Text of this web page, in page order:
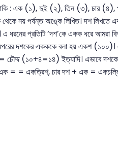
থাকি : এক (১), দুই (২), তিন (৩), চার
নয় পর্যন্ত অঙ্কে লিখিত। দশ লিখতে এক
এ ধরনের প্রতিটি ‘দশ’কে একক ধরে
দশকের একককে বলা হয় একশ (১০০)।
(১০+৪=১৪) ইত্যাদি। এভাবে
= একত্রিশ, চার দশ + এক =